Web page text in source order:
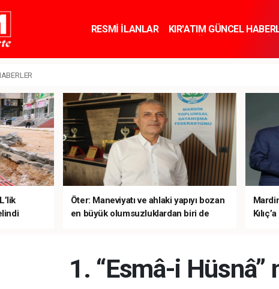
RESMİ İLANLAR KIR'ATIM GÜNCEL
Öter: Maneviyatı ve ahlaki yapıyı bozan
en büyük olumsuzluklardan biri de
1. “Esmâ-i Hüsnâ”